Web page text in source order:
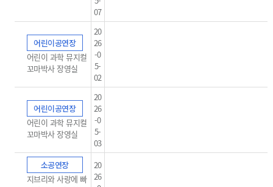
07
어린이공연장
어린이 과학 뮤지컬
꼬마박사 장영실
20
26
-0
5-
02
어린이공연장
어린이 과학 뮤지컬
꼬마박사 장영실
20
26
-0
5-
03
소공연장
지브리와 사랑에 빠
20
26